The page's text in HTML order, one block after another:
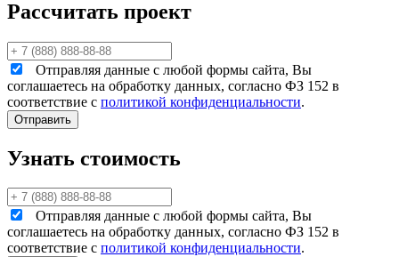
Рассчитать проект
Отправляя данные с любой формы сайта, Вы
соглашаетесь на обработку данных, согласно ФЗ 152 в
соответствие с политикой конфиденциальности.
Узнать стоимость
Отправляя данные с любой формы сайта, Вы
соглашаетесь на обработку данных, согласно ФЗ 152 в
соответствие с политикой конфиденциальности.